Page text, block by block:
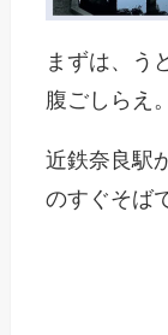
まずは、う
腹ごしらえ。
近鉄奈良駅
のすぐそば